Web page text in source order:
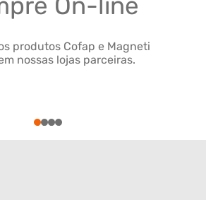
produtos Cofap e Magneti
nossas lojas parceiras.
1234